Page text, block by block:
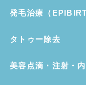
発毛治療（
タトゥー除去
美容点滴・注射・